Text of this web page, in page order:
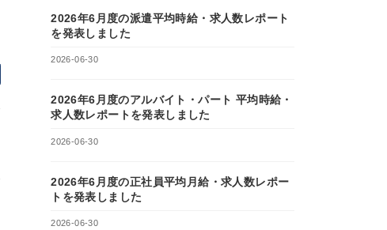
2026年6月度の派遣平均時給・求人数レポート
を発表しました
2026-06-30
2026年6月度のアルバイト・パート 平均時給・
求人数レポートを発表しました
2026-06-30
2026年6月度の正社員平均月給・求人数レポー
トを発表しました
2026-06-30